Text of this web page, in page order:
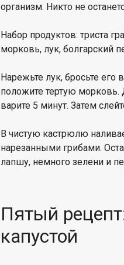
организм. Никто не
Набор продуктов: триста
морковь, лук, болгарский
Нарежьте лук, бросьте его
положите тертую морковь.
варите 5 минут. Затем
В чистую кастрюлю
нарезанными грибами.
лапшу, немного зелени и
Пятый
капустой